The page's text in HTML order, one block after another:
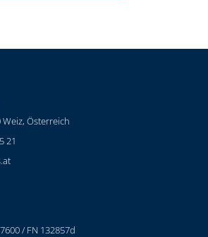
Weiz, Österreich
21
/ FN 132857d